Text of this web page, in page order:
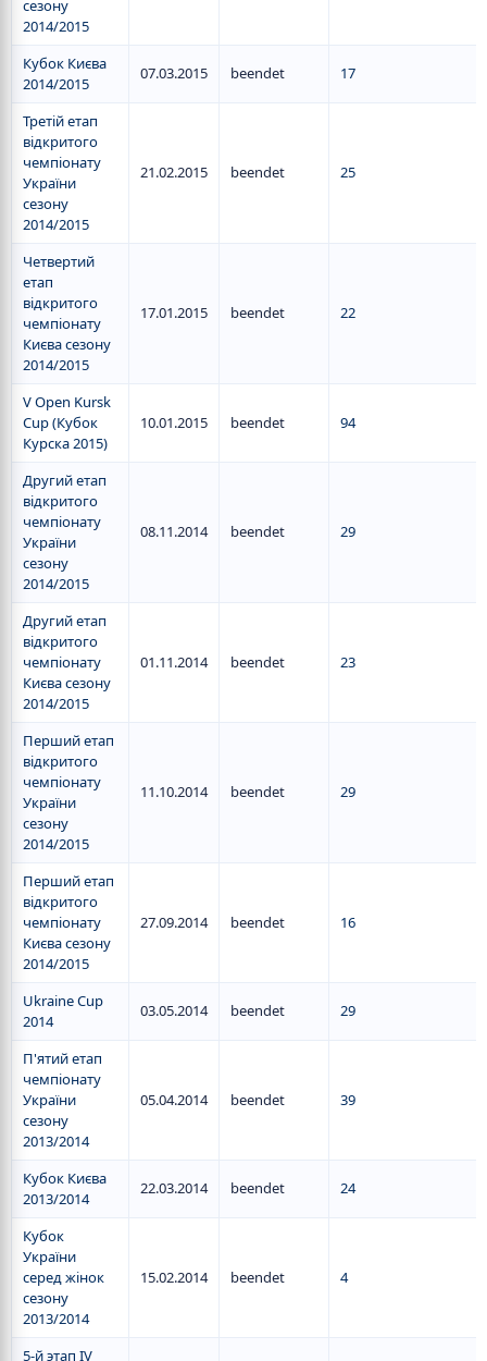
сезону
2014/2015
Кубок Києва
2014/2015
07.03.2015 beendet 17
Третій етап
відкритого
чемпіонату
України
сезону
2014/2015
21.02.2015 beendet 25
Четвертий
етап
відкритого
чемпіонату
Києва сезону
2014/2015
17.01.2015 beendet 22
V Open Kursk
Cup (Кубок
Курска 2015)
10.01.2015 beendet 94
Другий етап
відкритого
чемпіонату
України
сезону
2014/2015
08.11.2014 beendet 29
Другий етап
відкритого
чемпіонату
Києва сезону
2014/2015
01.11.2014 beendet 23
Перший етап
відкритого
чемпіонату
України
сезону
2014/2015
11.10.2014 beendet 29
Перший етап
відкритого
чемпіонату
Києва сезону
2014/2015
27.09.2014 beendet 16
Ukraine Cup
2014
03.05.2014 beendet 29
П'ятий етап
чемпіонату
України
сезону
2013/2014
05.04.2014 beendet 39
Кубок Києва
2013/2014
22.03.2014 beendet 24
Кубок
України
серед жінок
сезону
2013/2014
15.02.2014 beendet 4
5-й этап IV